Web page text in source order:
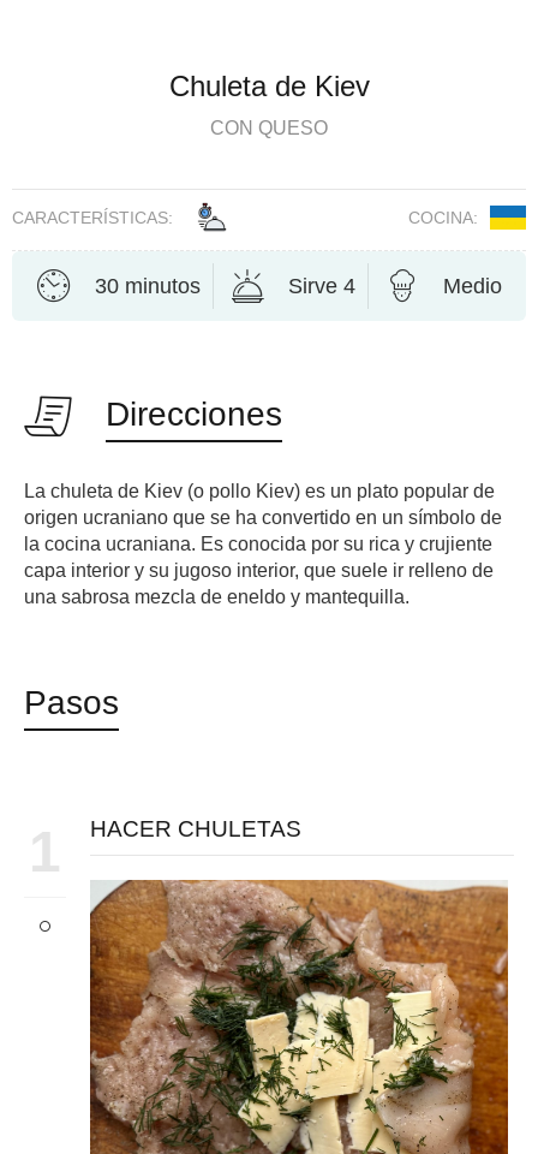
Chuleta de Kiev
CON QUESO
CARACTERÍSTICAS: COCINA:
30 minutos Sirve 4 Medio
Direcciones
La chuleta de Kiev (o pollo Kiev) es un plato popular de
origen ucraniano que se ha convertido en un símbolo de
la cocina ucraniana. Es conocida por su rica y crujiente
capa interior y su jugoso interior, que suele ir relleno de
una sabrosa mezcla de eneldo y mantequilla.
Pasos
1 HACER CHULETAS